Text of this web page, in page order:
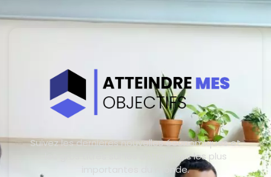
Suivez les dernières nouvelles économiques et
les gros titres sur les entreprises les plus
importantes du monde.